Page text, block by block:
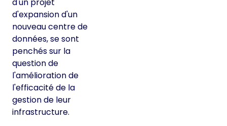
d'expansion d'un
nouveau centre de
données, se sont
penchés sur la
question de
l'amélioration de
l'efficacité de la
gestion de leur
infrastructure.